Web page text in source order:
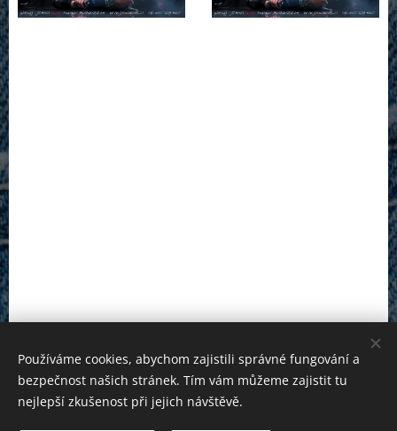
Používáme cookies, abychom zajistili správné fungování a
bezpečnost našich stránek. Tím vám můžeme zajistit tu
nejlepší zkušenost při jejich návštěvě.